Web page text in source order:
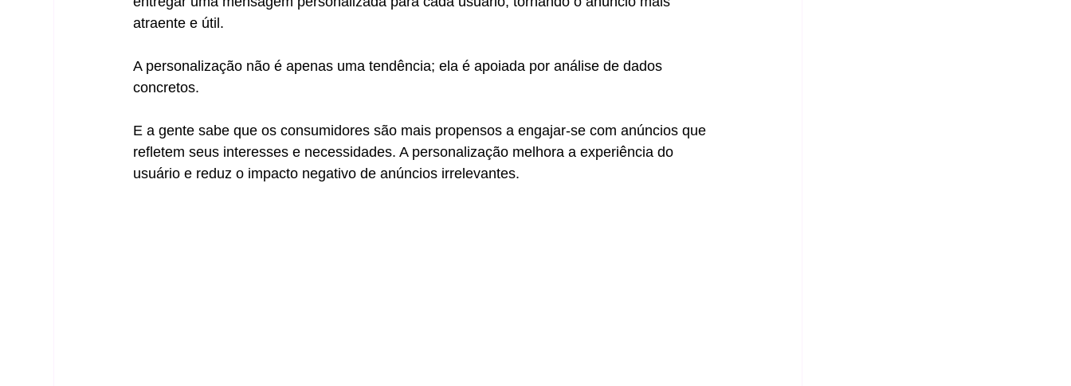
atraente e útil.
A personalização não é apenas uma tendência; ela é apoiada por análise de dados
concretos.
E a gente sabe que os consumidores são mais propensos a engajar-se com anúncios que
refletem seus interesses e necessidades. A personalização melhora a experiência do
usuário e reduz o impacto negativo de anúncios irrelevantes.